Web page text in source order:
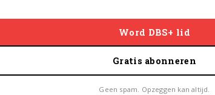
Word DBS+ lid
Gratis abonneren
Geen spam. Opzeggen kan altijd.